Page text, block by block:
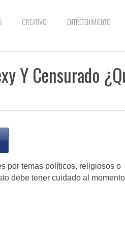
CREATIVO ENTRETENIMIENTO
Y Censurado
por temas políticos, religiosos o
debe tener cuidado al